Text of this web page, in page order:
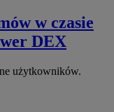
w czasie
DEX
użytkowników.